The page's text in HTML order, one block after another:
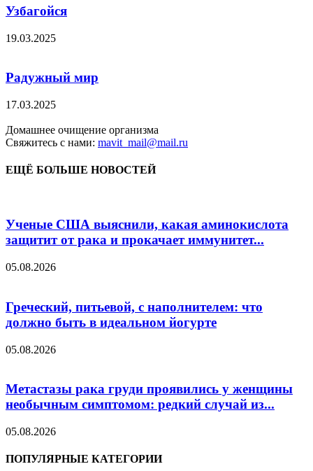
Узбагойся
19.03.2025
Радужный мир
17.03.2025
Домашнее очищение организма
Свяжитесь с нами: mavit_mail@mail.ru
ЕЩЁ БОЛЬШЕ НОВОСТЕЙ
Ученые США выяснили, какая аминокислота
защитит от рака и прокачает иммунитет...
05.08.2026
Греческий, питьевой, с наполнителем: что
должно быть в идеальном йогурте
05.08.2026
Метастазы рака груди проявились у женщины
необычным симптомом: редкий случай из...
05.08.2026
ПОПУЛЯРНЫЕ КАТЕГОРИИ